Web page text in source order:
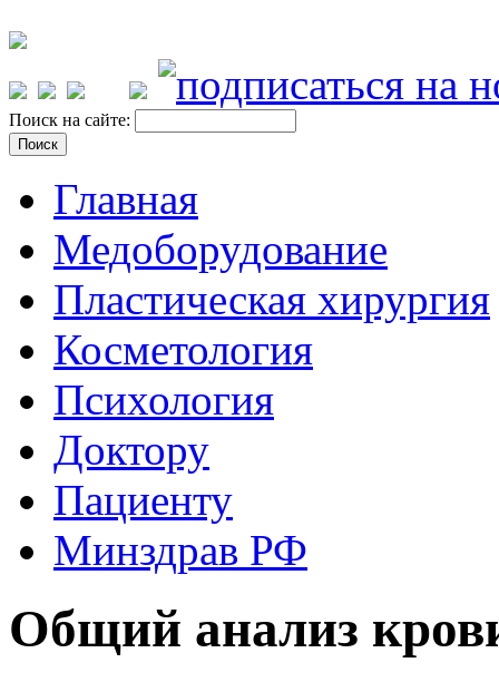
Поиск на сайте:
Главная
Медоборудование
Пластическая хирургия
Косметология
Психология
Доктору
Пациенту
Минздрав РФ
Общий анализ